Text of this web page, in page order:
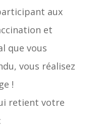
aux
et
que vous
vous réalisez
!
retient votre